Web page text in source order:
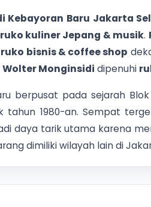
Kebayoran Baru Jakarta
ruko kuliner Jepang & musik.
ruko bisnis & coffee shop
Wolter Monginsidi dipenuhi
berpusat pada sejarah
tahun 1980-an. Sempat
daya tarik utama karena
dimiliki wilayah lain di